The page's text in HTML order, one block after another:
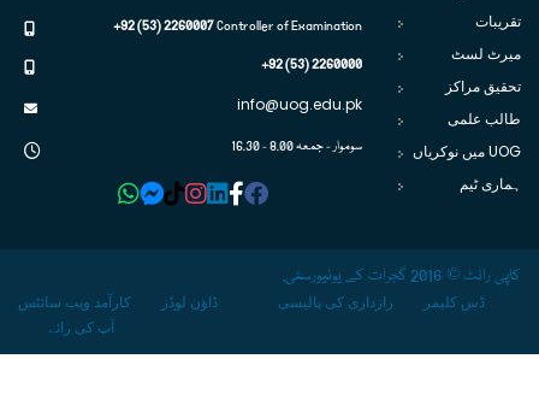
تقریبات
میرٹ لسٹ
تحقیق مراکز
طالب علمی
UOG میں نوکریاں
ہماری ٹیم
Controller of Examination
+92 (53) 2260007
+92 (53) 2260000
info@uog.edu.pk
سوموار - جمعہ 8.00 - 16.30
کاپی رائٹ © 2016 گجرات کے یونیورسٹی.
کارآمد ویب سائٹس ڈاؤن لوڈز رازداری کی پالیسی
ڈس کلیمر
آپ کی رائے